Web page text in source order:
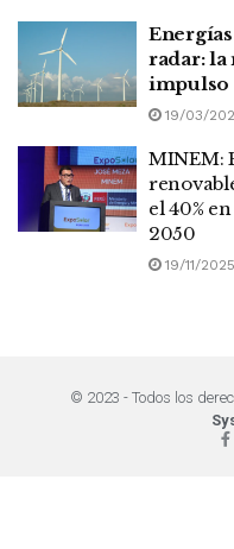
radar: la
impulso
19/03/
MINEM:
el 40%
2050
19/11/2025
© 2023 - Todos los